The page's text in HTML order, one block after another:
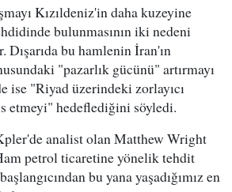
Kızıldeniz'in daha kuzeyine
bulunmasının iki nedeni
Dışarıda bu hamlenin İran'ın
"pazarlık gücünü" artırmayı
ise "Riyad üzerindeki zorlayıcı
etmeyi" hedeflediğini söyledi.
analist olan Matthew Wright
petrol ticaretine yönelik tehdit
bu yana yaşadığımız en